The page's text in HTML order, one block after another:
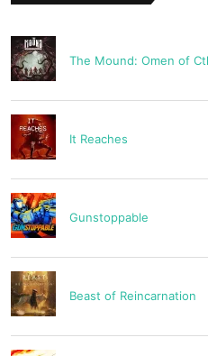
The Mound: Omen of
It Reaches
Gunstoppable
Beast of Reincarnation